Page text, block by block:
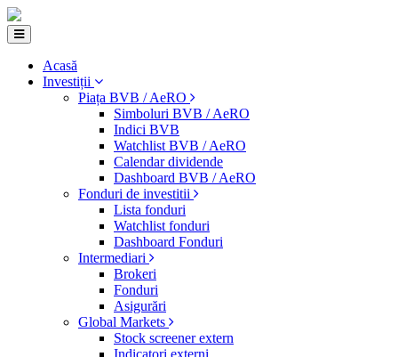
Acasă
Investiții
Piața BVB / AeRO
Simboluri BVB / AeRO
Indici BVB
Watchlist BVB / AeRO
Calendar dividende
Dashboard BVB / AeRO
Fonduri de investitii
Lista fonduri
Watchlist fonduri
Dashboard Fonduri
Intermediari
Brokeri
Fonduri
Asigurări
Global Markets
Stock screener extern
Indicatori externi